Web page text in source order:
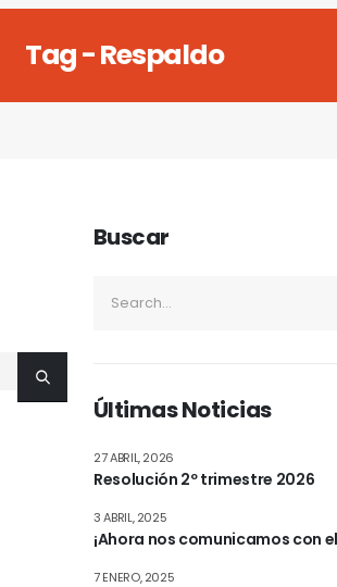
Tag - Respaldo
Buscar
Últimas Noticias
Resolución 2º trimestre 2026
27 ABRIL, 2026
¡Ahora nos comunicamos con
3 ABRIL, 2025
7 ENERO, 2025